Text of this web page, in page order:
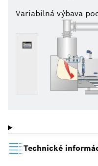
Variabilná výbava
Technické